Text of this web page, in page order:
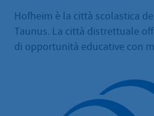
Hofheim è la città scolastica
Taunus. La città distrettuale
di opportunità educative con
giovani sono disponibili
adeguati all'età, e non solo da